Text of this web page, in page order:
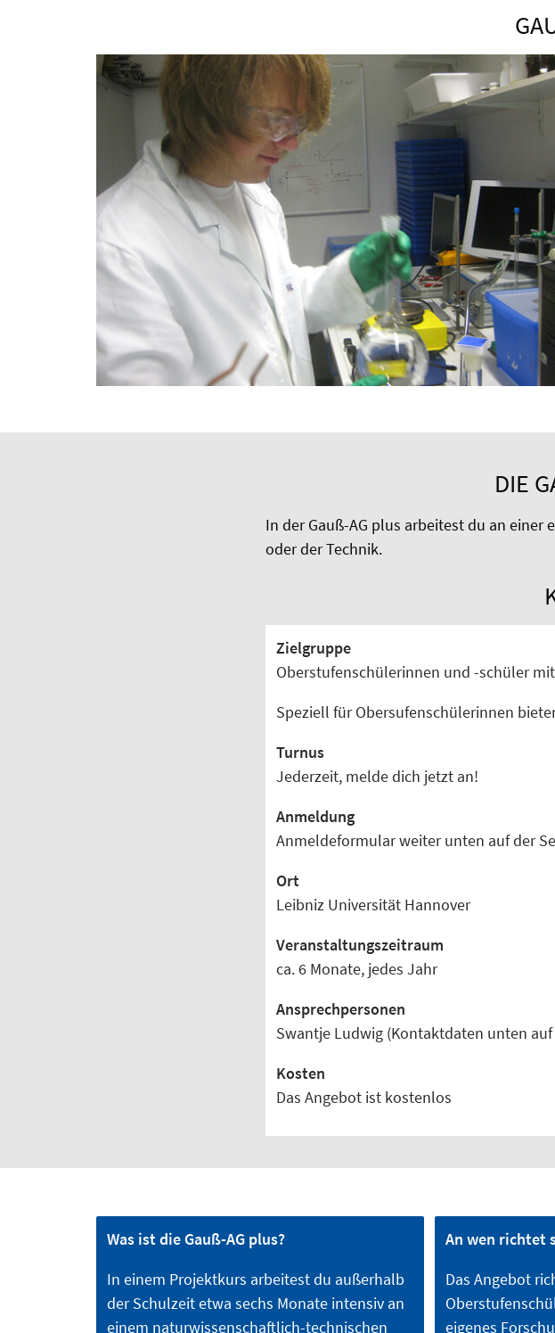
DIE
In der Gauß-AG plus arbeitest du an
oder der Technik.
Zielgruppe
Oberstufenschülerinnen und -schüler
Speziell für Obersufenschülerinnen
Turnus
Jederzeit, melde dich jetzt an!
Anmeldung
Anmeldeformular weiter unten auf der
Ort
Leibniz Universität Hannover
Veranstaltungszeitraum
ca. 6 Monate, jedes Jahr
Ansprechpersonen
Swantje Ludwig (Kontaktdaten unten auf
Kosten
Das Angebot ist kostenlos
Was ist die Gauß-AG plus?
In einem Projektkurs arbeitest du außerhalb
der Schulzeit etwa sechs Monate intensiv an
einem naturwissenschaftlich-technischen
An wen richtet
Das Angebot
eigenes